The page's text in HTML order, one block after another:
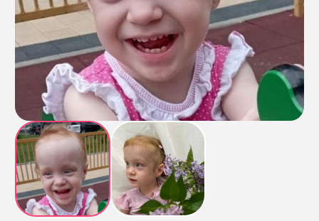
Контакты
Пожертвовать
телефон для связи
+74999610149
e-mail для связи
info@angel-help.ru